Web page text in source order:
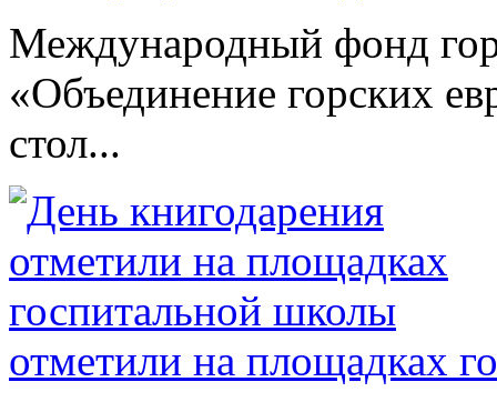
Международный фонд
«Объединение горских
стол...
отметили на площадках